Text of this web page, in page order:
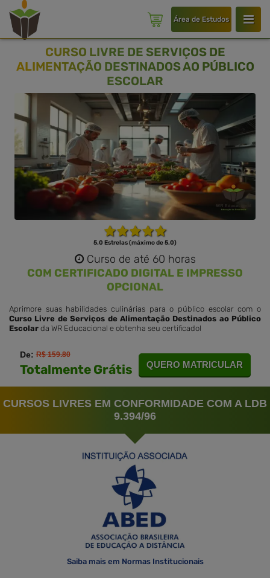
Área de Estudos
CURSO LIVRE DE SERVIÇOS DE
ALIMENTAÇÃO DESTINADOS AO PÚBLICO
ESCOLAR
5.0 Estrelas (máximo de 5.0)
Curso de até 60 horas
COM CERTIFICADO DIGITAL E IMPRESSO
OPCIONAL
Aprimore suas habilidades culinárias para o público escolar com o
Curso Livre de Serviços de Alimentação Destinados ao Público
Escolar da WR Educacional e obtenha seu certificado!
De:R$ 159.80
Totalmente Grátis QUERO MATRICULAR
CURSOS LIVRES EM CONFORMIDADE COM A LDB
9.394/96
Saiba mais em Normas Institucionais